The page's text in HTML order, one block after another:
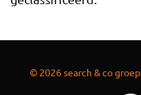
© 2026 search & co groep